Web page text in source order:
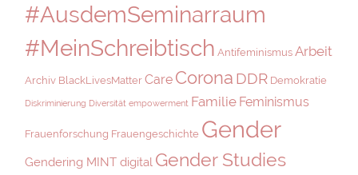
#AusdemSeminarraum
#MeinSchreibtisch Antifeminismus Arbeit
Archiv BlackLivesMatter Care Corona DDR Demokratie
Diskriminierung Diversität empowerment Familie Feminismus
Frauenforschung Frauengeschichte Gender
Gendering MINT digital Gender Studies